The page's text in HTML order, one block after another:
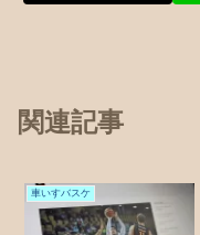
関連記事
車いすバスケ